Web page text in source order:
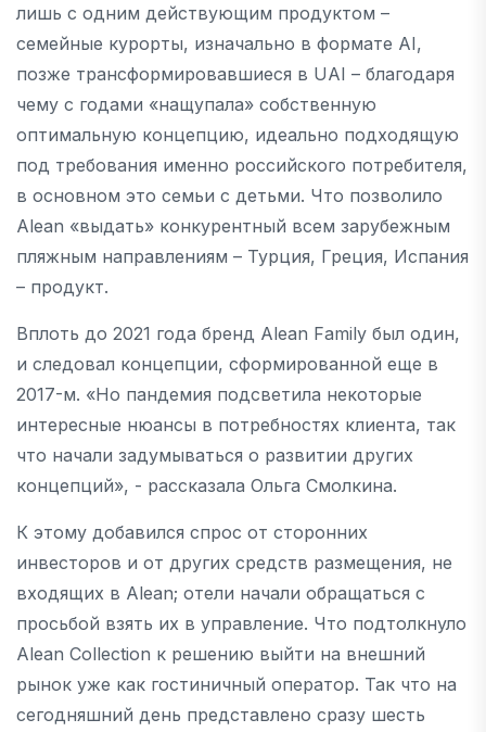
лишь с одним действующим продуктом –
семейные курорты, изначально в формате AI,
позже трансформировавшиеся в UAI – благодаря
чему с годами «нащупала» собственную
оптимальную концепцию, идеально подходящую
под требования именно российского потребителя,
в основном это семьи с детьми. Что позволило
Alean «выдать» конкурентный всем зарубежным
пляжным направлениям – Турция, Греция, Испания
– продукт.
Вплоть до 2021 года бренд Alean Family был один,
и следовал концепции, сформированной еще в
2017-м. «Но пандемия подсветила некоторые
интересные нюансы в потребностях клиента, так
что начали задумываться о развитии других
концепций», - рассказала Ольга Смолкина.
К этому добавился спрос от сторонних
инвесторов и от других средств размещения, не
входящих в Alean; отели начали обращаться с
просьбой взять их в управление. Что подтолкнуло
Alean Collection к решению выйти на внешний
рынок уже как гостиничный оператор. Так что на
сегодняшний день представлено сразу шесть